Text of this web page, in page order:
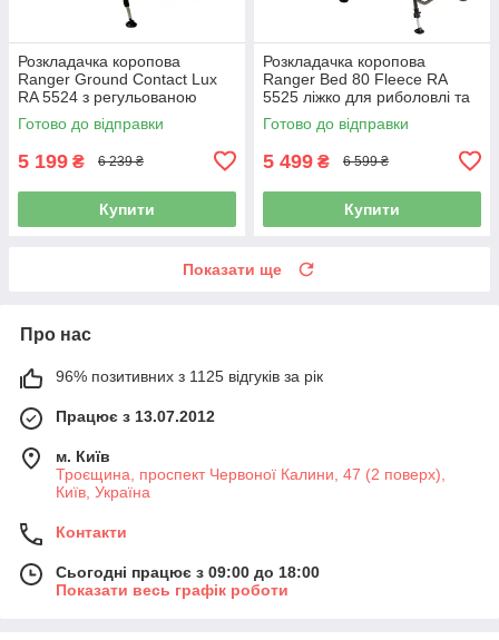
Розкладачка коропова
Ranger Ground Contact Lux
RA 5524 з регульованою
спинкою
Готово до відправки
5 199 ₴ 6 239 ₴
Купити
Розкладачка коропова
Ranger Bed 80 Fleece RA
5525 ліжко для риболовлі та
кемпінгу
Готово до відправки
5 499 ₴ 6 599 ₴
Купити
Показати ще
Про нас
96% позитивних з 1125 відгуків за рік
Працює з 13.07.2012
м. Київ
Троєщина, проспект Червоної Калини, 47 (2 поверх),
Київ, Україна
Контакти
Сьогодні працює з 09:00 до 18:00
Показати весь графік роботи